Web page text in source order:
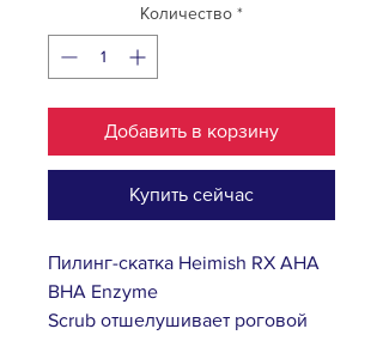
Количество *
Добавить в корзину
Купить сейчас
Пилинг-скатка Heimish RX AHA
BHA Enzyme
Scrub отшелушивает роговой